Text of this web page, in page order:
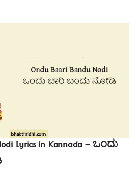
Lyrics in Kannada – ಒಂದು